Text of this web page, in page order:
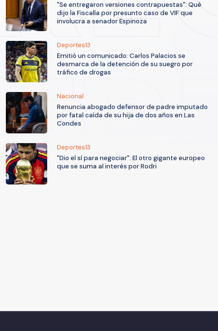
"Se entregaron versiones contrapuestas": Qué
dijo la Fiscalía por presunto caso de VIF que
involucra a senador Espinoza
Deportes13
Emitió un comunicado: Carlos Palacios se
desmarca de la detención de su suegro por
tráfico de drogas
Nacional
Renuncia abogado defensor de padre imputado
por fatal caída de su hija de dos años en Las
Condes
Deportes13
"Dio el sí para negociar": El otro gigante europeo
que se suma al interés por Rodri